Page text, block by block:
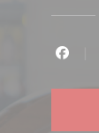
nouvelle fenêtre))